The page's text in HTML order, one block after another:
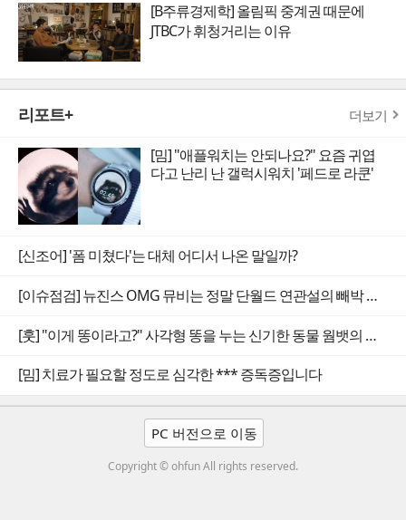
[B주류경제학] 올림픽 중계권 때문에
JTBC가 휘청거리는 이유
리포트+ 더보기
[밈] "애플워치는 안되나요?" 요즘 귀엽
다고 난리 난 갤럭시워치 '페드로 라쿤'
[신조어] '폼 미쳤다'는 대체 어디서 나온 말일까?
[이슈점검] 뉴진스 OMG 뮤비는 정말 단월드 연관설의 빼박 증거일까
[훗] "이게 똥이라고?" 사각형 똥을 누는 신기한 동물 웜뱃의 비밀
[밈] 치료가 필요할 정도로 심각한 *** 증독증입니다
PC 버전으로 이동
Copyright © ohfun All rights reserved.